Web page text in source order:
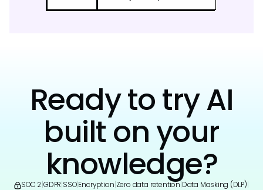
Ready to try AI
built on your
knowledge?
SOC 2 GDPR SSO|Encryption Zero data retention Data Masking (DLP)